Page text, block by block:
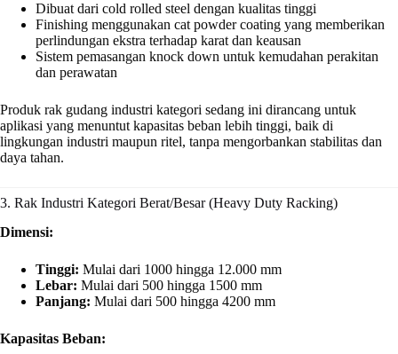
Dibuat dari cold rolled steel dengan kualitas tinggi
Finishing menggunakan cat powder coating yang memberikan
perlindungan ekstra terhadap karat dan keausan
Sistem pemasangan knock down untuk kemudahan perakitan
dan perawatan
Produk rak gudang industri kategori sedang ini dirancang untuk
aplikasi yang menuntut kapasitas beban lebih tinggi, baik di
lingkungan industri maupun ritel, tanpa mengorbankan stabilitas dan
daya tahan.
3. Rak Industri Kategori Berat/Besar (Heavy Duty Racking)
Dimensi:
Tinggi: Mulai dari 1000 hingga 12.000 mm
Lebar: Mulai dari 500 hingga 1500 mm
Panjang: Mulai dari 500 hingga 4200 mm
Kapasitas Beban: